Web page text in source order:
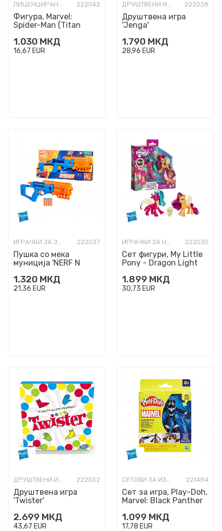
ЛИЦЕНЦИРАНИ ФИГУРИ И СЕТОВИ 222042
Фигура, Marvel:
Spider-Man (Titan
1.030 МКД
16,67 EUR
ДРУШТВЕНИ ИГРИ РАЗНО 222038
Друштвена игра
'Jenga'
1.790 МКД
28,96 EUR
ИГРАЧКИ ЗА ЗАБАВА 222037
Пушка со мека
муниција 'NERF N
1.320 МКД
21,36 EUR
ИГРАЧКИ ЗА НАЈМАЛИ 222035
Сет фигури, My Little
Pony - Dragon Light
1.899 МКД
30,73 EUR
ДРУШТВЕНИ ИГРИ РАЗНО 222032
Друштвена игра
'Twister'
2.699 МКД
43,67 EUR
СЕТОВИ ЗА ИЗРАБОТКА 221484
Сет за игра, Play-Doh,
Marvel: Black Panther
1.099 МКД
17,78 EUR